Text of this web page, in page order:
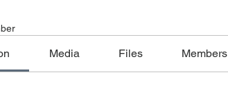
Media Files Members